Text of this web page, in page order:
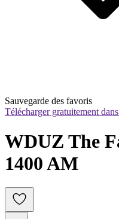
Sauvegarde des favoris
Télécharger gratuitement
WDUZ The
1400 AM